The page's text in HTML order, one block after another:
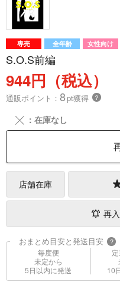
専売 全年齢 女性向け
S.O.S前編
944円（税込）
通販ポイント： 8pt獲得 ？
╳ ：在庫なし
店舗在庫
再
おまとめ目安と発送目安 ?
毎度便
未定から
5日以内に発送
10